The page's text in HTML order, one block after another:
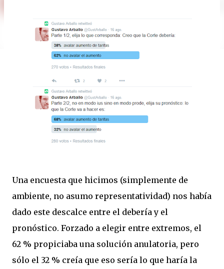
Una encuesta que hicimos (simplemente de
ambiente, no asumo representatividad) nos había
dado este descalce entre el debería y el
pronóstico. Forzado a elegir entre extremos, el
62 % propiciaba una solución anulatoria, pero
sólo el 32 % creía que eso sería lo que haría la